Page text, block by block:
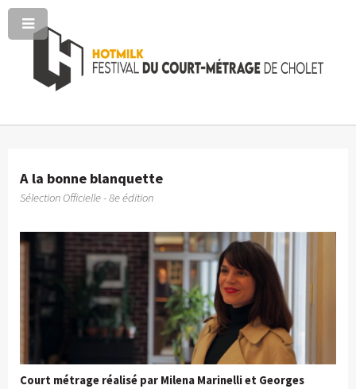
A la bonne blanquette
Sélection Officielle - 8e édition
Court métrage réalisé par Milena Marinelli et Georges